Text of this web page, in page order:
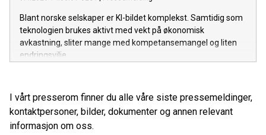
Blant norske selskaper er KI-bildet komplekst. Samtidig som
teknologien brukes aktivt med vekt på økonomisk
avkastning, sliter mange med kompetansemangel og liten
endringsvilje.
I vårt presserom finner du alle våre siste pressemeldinger,
kontaktpersoner, bilder, dokumenter og annen relevant
informasjon om oss.